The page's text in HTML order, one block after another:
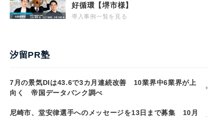
好循環【堺市様】
導入事例一覧を見る
汐留PR塾
7月の景気DIは43.6で3カ月連続改善 10業界中6業界が上
向く 帝国データバンク調べ
尼崎市、堂安律選手へのメッセージを13日まで募集 10月